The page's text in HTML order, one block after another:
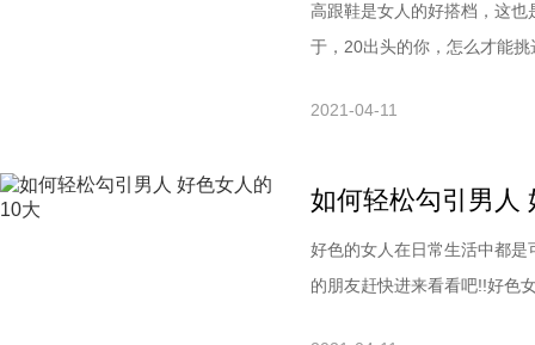
高跟鞋是女人的好搭档，这
于，20出头的你，怎么才能
选的尺码不觉得小，一天中
2021-04-11
如何轻松勾引男人
好色的女人在日常生活中都
的朋友赶快进来看看吧!!好色